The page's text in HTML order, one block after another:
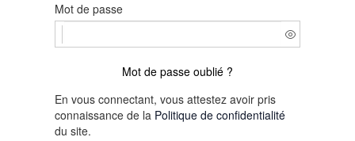
Mot de passe
Mot de passe oublié ?
En vous connectant, vous attestez avoir pris
connaissance de la Politique de confidentialité
du site.